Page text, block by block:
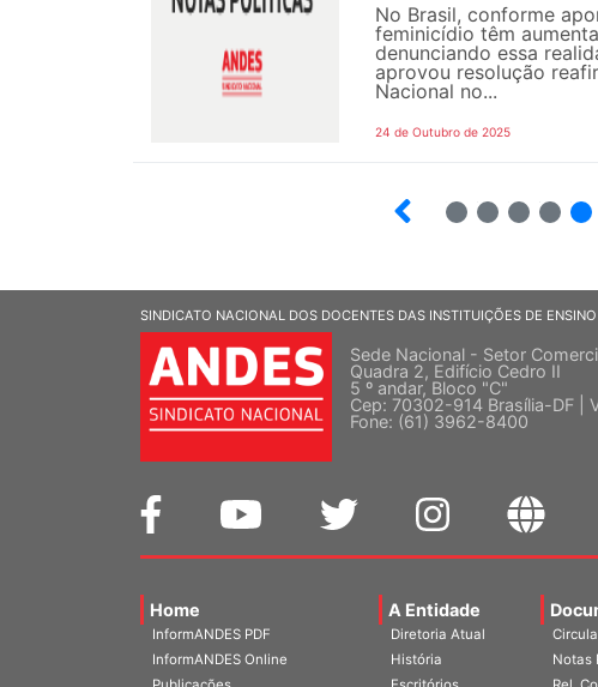
No Brasil, conforme
feminicídio têm
denunciando essa
aprovou resolução
Nacional no...
24 de Outubro de 2025
SINDICATO NACIONAL DOS DOCENTES DAS INSTITUIÇÕES DE ENSINO
Sede Nacional - Setor
Quadra 2, Edifício Cedro II
5 º andar, Bloco "C"
Cep: 70302-914 Brasília-DF |
Fone: (61) 3962-8400
Home
InformANDES PDF
InformANDES Online
A Entidade
Diretoria Atual
História
Notas